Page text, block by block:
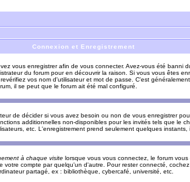
Connexion et Enregistrement
vous enregistrer afin de vous connecter. Avez-vous été banni
du forum pour en découvrir la raison. Si vous vous êtes
vos nom d'utilisateur et mot de passe. C'est
il se peut que le forum ait été mal configuré.
de décider si vous avez besoin ou non de vous enregistrer
additionnelles non-disponibles pour les invités tels que le
etc. L'enregistrement prend seulement quelques instants,
à chaque visite lorsque vous vous connectez, le forum
votre compte par quelqu'un d'autre. Pour rester connecté,
partagé, ex : bibliothèque, cybercafé, université, etc.